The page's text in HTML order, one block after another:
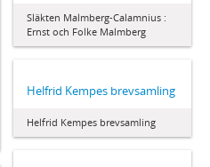
Släkten Malmberg-Calamnius :
Ernst och Folke Malmberg
Helfrid Kempes brevsamling
Helfrid Kempes brevsamling